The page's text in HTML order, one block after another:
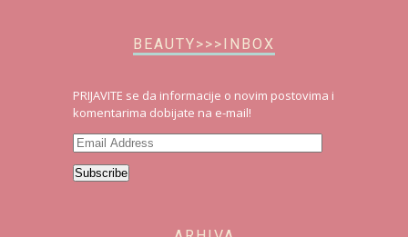
BEAUTY>>>INBOX
PRIJAVITE se da informacije o novim postovima i
komentarima dobijate na e-mail!
Email
Address
Subscribe